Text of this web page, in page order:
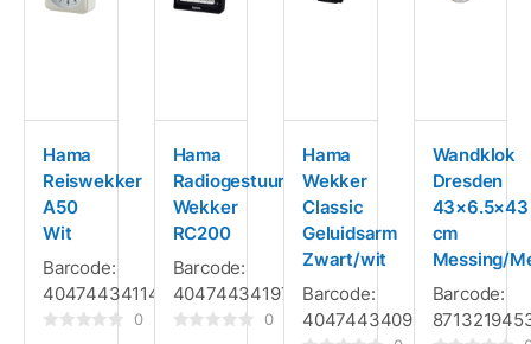
Hama
Reiswekker
A50
Wit
Barcode:
4047443411426
0
Hama
Radiogestuurde
Wekker
RC200
Barcode:
4047443419729
0
Hama
Wekker
Classic
Geluidsarm
Zwart/wit
Barcode:
4047443409348
Wandklok
Dresden
43×6.5×43
cm
Messing/
Barcode: